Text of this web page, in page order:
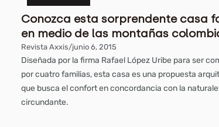
Conozca esta sorprendente casa
en medio de las montañas
Revista Axxis/junio 6, 2015
Diseñada por la firma Rafael López Uribe para ser
por cuatro familias, esta casa es una propuesta
que busca el confort en concordancia con la
circundante.